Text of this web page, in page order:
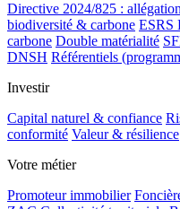
Directive 2024/825 :
biodiversité & carbone ESRS
carbone Double matérialité
DNSH Référentiels
Investir
Capital naturel & confiance
conformité Valeur & résilience
Votre métier
Promoteur immobilier